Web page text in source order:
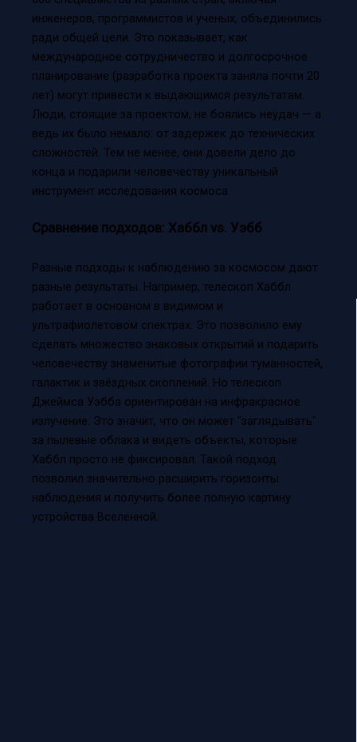
инженеров, программистов и ученых, объединились
ради общей цели. Это показывает, как
международное сотрудничество и долгосрочное
планирование (разработка проекта заняла почти 20
лет) могут привести к выдающимся результатам.
Люди, стоящие за проектом, не боялись неудач — а
ведь их было немало: от задержек до технических
сложностей. Тем не менее, они довели дело до
конца и подарили человечеству уникальный
инструмент исследования космоса.
Сравнение подходов: Хаббл vs. Уэбб
Разные подходы к наблюдению за космосом дают
разные результаты. Например, телескоп Хаббл
работает в основном в видимом и
ультрафиолетовом спектрах. Это позволило ему
сделать множество знаковых открытий и подарить
человечеству знаменитые фотографии туманностей,
галактик и звёздных скоплений. Но телескоп
Джеймса Уэбба ориентирован на инфракрасное
излучение. Это значит, что он может "заглядывать"
за пылевые облака и видеть объекты, которые
Хаббл просто не фиксировал. Такой подход
позволил значительно расширить горизонты
наблюдения и получить более полную картину
устройства Вселенной.